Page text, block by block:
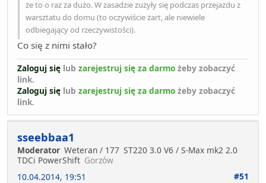
że to o raz za dużo. W zasadzie zużyły się podczas przejazdu z
warsztatu do domu (to oczywiście żart, ale niewiele
odbiegający od rzeczywistości).
Co się z nimi stało?
Zaloguj się lub zarejestruj się za darmo żeby zobaczyć
link.
Zaloguj się lub zarejestruj się za darmo żeby zobaczyć
link.
sseebbaa1
Moderator Weteran / 177 ST220 3.0 V6 / S-Max mk2 2.0
TDCi PowerShift Gorzów
10.04.2014, 19:51
#51